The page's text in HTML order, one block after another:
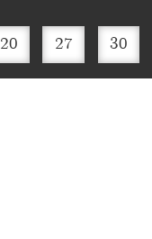
20 27 30